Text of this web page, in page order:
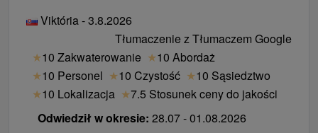
profilaktyczny wyłącznie z osobą dorosłą.
DU Royal Palace
Dziecko 4 - 10 lat na łóżku / dostawce
bezpłatnie
Dziecko do 3,99 lat bez łóżka i / dodatkowe łóżko
bezpłatnie.
Viktória - 3.8.2026
Tłumaczenie z Tłumaczem Google
★10 Zakwaterowanie ★10 Abordaż
★10 Personel ★10 Czystość ★10 Sąsiedztwo
★10 Lokalizacja ★7.5 Stosunek ceny do jakości
Odwiedził w okresie: 28.07 - 01.08.2026